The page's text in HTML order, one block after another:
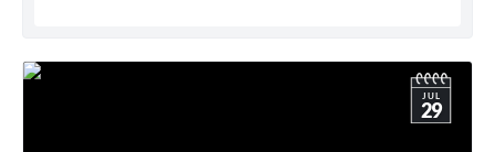
JUL
29